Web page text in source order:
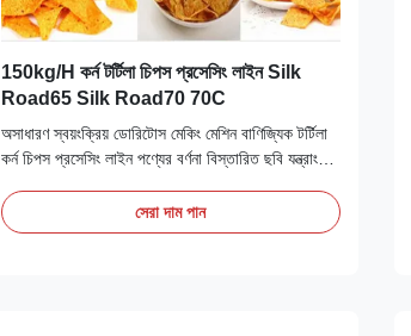
150kg/H কর্ন টর্টিলা চিপস প্রসেসিং লাইন Silk
Road65 Silk Road70 70C
অসাধারণ স্বয়ংক্রিয় ডোরিটোস মেকিং মেশিন বাণিজ্যিক টর্টিলা
কর্ন চিপস প্রসেসিং লাইন পণ্যের বর্ণনা বিস্তারিত ছবি যন্ত্রাংশ
এই মেশিনটি একটি শেপার মেশিন, এটি গমের আটা বিভিন্ন
আকার এবং বিভিন্ন আকারের খাবার তৈরি করে। প্রধান বৈশিষ্ট্য
সেরা দাম পান